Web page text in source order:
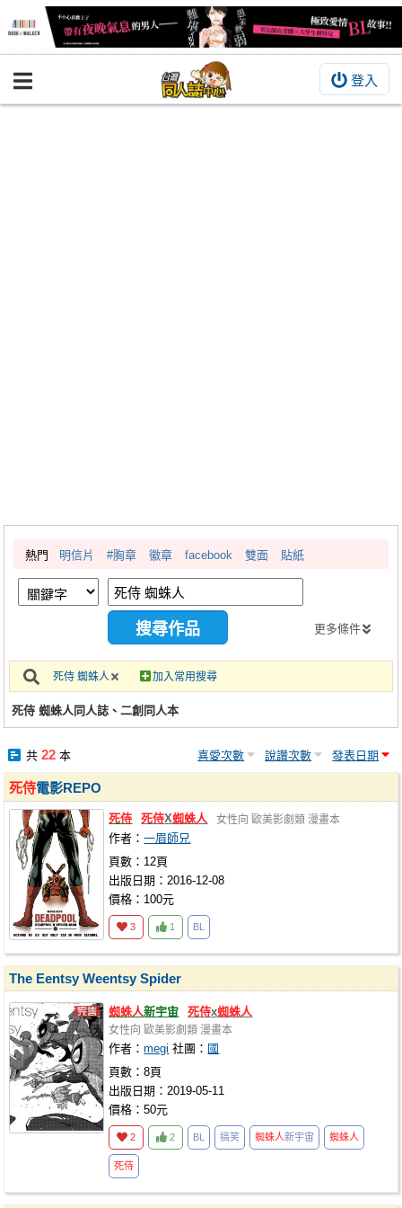
登入
BOOKY書集倉庫
繪圖藝廊
交流中心
攤位轉讓區
會員中心
註冊會員
熱門 明信片 #胸章 徽章 facebook 雙面 貼紙
更多條件
死侍 蜘蛛人 加入常用搜尋
死侍 蜘蛛人同人誌、二創同人本
共 22本 喜愛次數 說讚次數 發表日期
死侍電影REPO
死侍 死侍X蜘蛛人 女性向 歐美影劇類 漫畫本
作者：一眉師兄
頁數：12頁
出版日期：2016-12-08
價格：100元
3 1 BL
The Eentsy Weentsy Spider
蜘蛛人新宇宙 死侍x蜘蛛人
女性向 歐美影劇類 漫畫本
作者：megi 社團： 國
頁數：8頁
出版日期：2019-05-11
價格：50元
2 2 BL 搞笑 蜘蛛人新宇宙 蜘蛛人
死侍